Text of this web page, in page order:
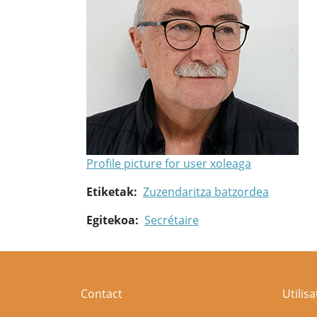
Profile picture for user xoleaga
Etiketak Zuzendaritza batzordea
Egitekoa
Secrétaire
Contact